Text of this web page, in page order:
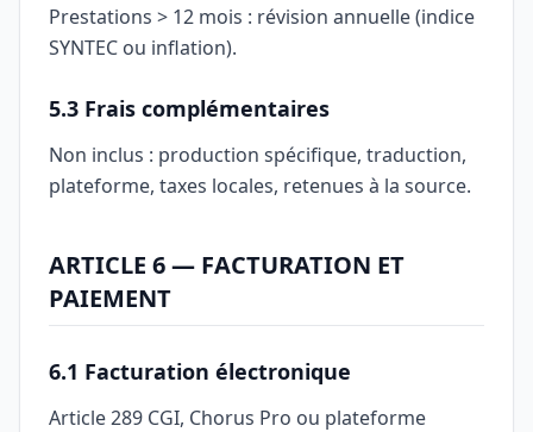
Prestations > 12 mois : révision annuelle (indice
SYNTEC ou inflation).
5.3 Frais complémentaires
Non inclus : production spécifique, traduction,
plateforme, taxes locales, retenues à la source.
ARTICLE 6 — FACTURATION ET
PAIEMENT
6.1 Facturation électronique
Article 289 CGI, Chorus Pro ou plateforme